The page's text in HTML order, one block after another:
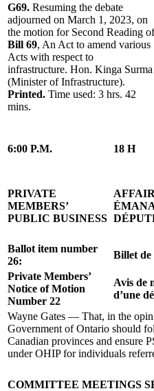
G69. Resuming the debate
adjourned on March 1, 2023, on
the motion for Second Reading of
Bill 69, An Act to amend various
Acts with respect to
infrastructure. Hon. Kinga Surma
(Minister of Infrastructure).
Printed. Time used: 3 hrs. 42
mins.
6:00 P.M. 18 H
PRIVATE
MEMBERS’
PUBLIC BUSINESS
Ballot item number
26:
Billet de
Private Members’
Notice of Motion
Number 22
Avis de
d’une
Wayne Gates — That, in the
Government of Ontario should
Canadian provinces and ensure
under OHIP for individuals
COMMITTEE MEETINGS